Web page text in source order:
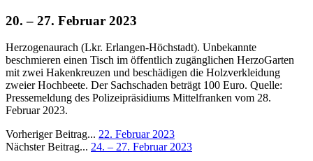
20. – 27. Februar 2023
Herzogenaurach (Lkr. Erlangen-Höchstadt). Unbekannte
beschmieren einen Tisch im öffentlich zugänglichen HerzoGarten
mit zwei Hakenkreuzen und beschädigen die Holzverkleidung
zweier Hochbeete. Der Sachschaden beträgt 100 Euro. Quelle:
Pressemeldung des Polizeipräsidiums Mittelfranken vom 28.
Februar 2023.
Vorheriger Beitrag... 22. Februar 2023
Nächster Beitrag... 24. – 27. Februar 2023